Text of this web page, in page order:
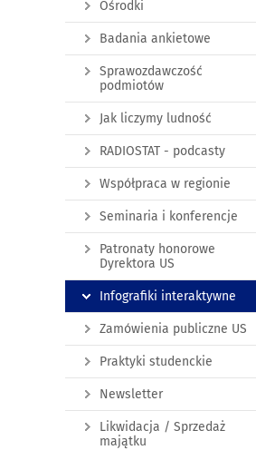
Ośrodki
Badania ankietowe
Sprawozdawczość
podmiotów
Jak liczymy ludność
RADIOSTAT - podcasty
Współpraca w regionie
Seminaria i konferencje
Patronaty honorowe
Dyrektora US
Infografiki interaktywne
Zamówienia publiczne US
Praktyki studenckie
Newsletter
Likwidacja / Sprzedaż
majątku